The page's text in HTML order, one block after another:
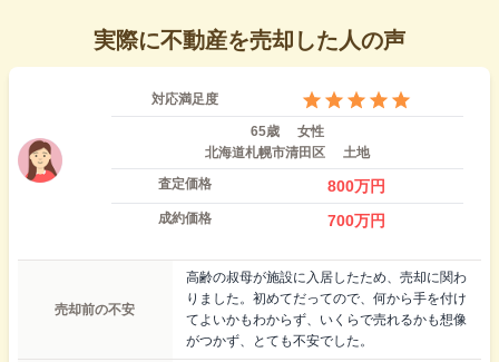
実際に不動産を売却した人の声
対応満足度
65歳
女性
北海道札幌市清田区
土地
査定価格
800万円
成約価格 700万円
売却前の不安
高齢の叔母が施設に入居したため、売却に関わ
りました。初めてだってので、何から手を付け
てよいかもわからず、いくらで売れるかも想像
がつかず、とても不安でした。